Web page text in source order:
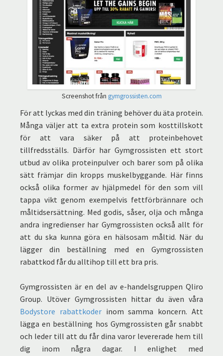
Screenshot från gymgrossisten.com
För att lyckas med din träning behöver du äta protein.
Många väljer att ta extra protein som kosttillskott
för att vara säker på att proteinbehovet
tillfredsställs. Därför har Gymgrossisten ett stort
utbud av olika proteinpulver och barer som på olika
sätt främjar din kropps muskelbyggande. Här finns
också olika former av hjälpmedel för den som vill
tappa vikt genom exempelvis fettförbrännare och
måltidsersättning. Med godis, såser, olja och många
andra ingredienser har Gymgrossisten också allt för
att du ska kunna göra en hälsosam måltid. När du
lägger din beställning med en Gymgrossisten
rabattkod får du alltihop till ett bra pris.
Gymgrossisten är en del av e-handelsgruppen Qliro
Group. Utöver Gymgrossisten hittar du även våra
Bodystore rabattkoderinom samma koncern. Att
lägga en beställning hos Gymgrossisten går snabbt
och leder till att du får dina varor levererade hem till
dig inom några dagar. I enlighet med